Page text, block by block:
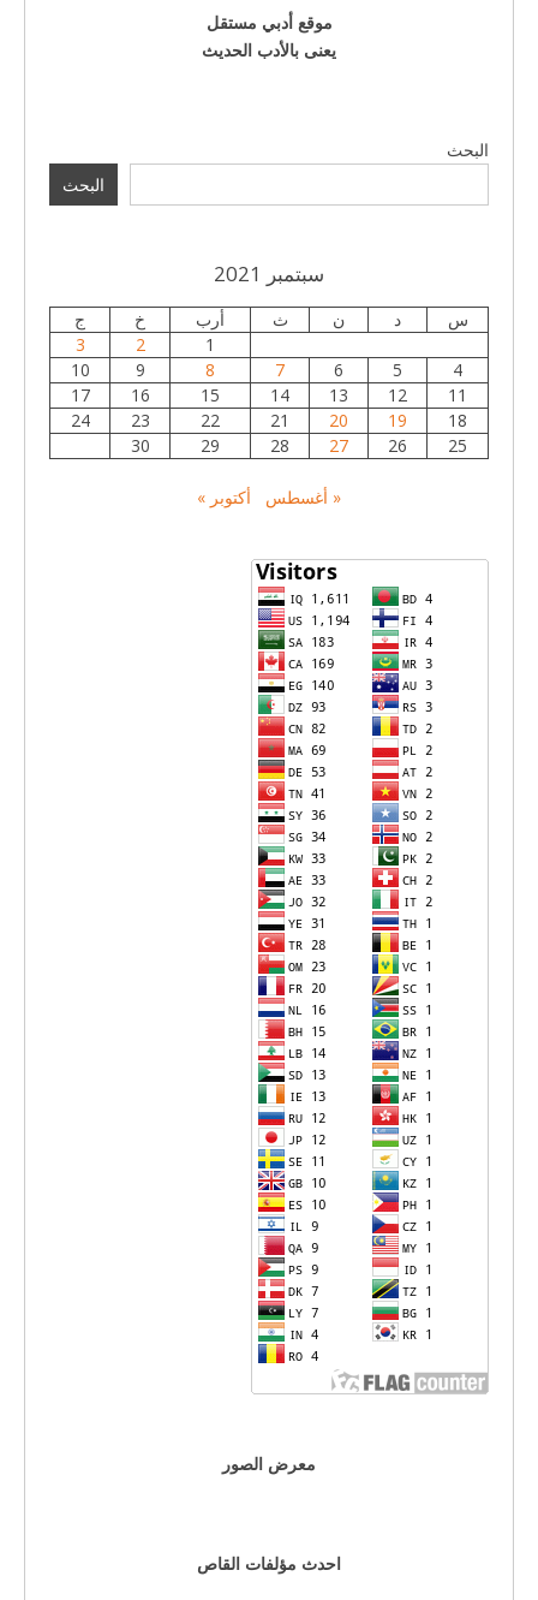
موقع أدبي مستقل
يعنى بالأدب الحديث
البحث
البحث
سبتمبر 2021
س د ن ث أرب خ
ج
1
2
3
4
5
6
7
8
9
10
11
12
13
14
15
16
17
18
19
20
21
22
23
24
25
26
27
28
29
30
« أغسطس أكتوبر »
معرض الصور
احدث مؤلفات القاص